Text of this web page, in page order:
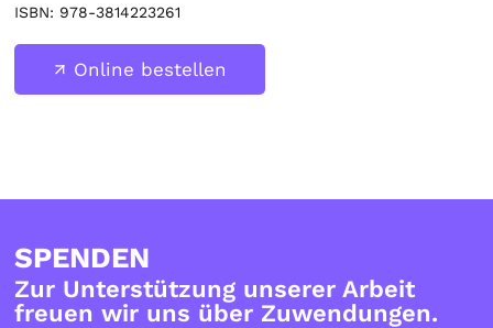
ISBN: 978-3814223261
Online bestellen
SPENDEN
Zur Unterstützung unserer Arbeit
freuen wir uns über Zuwendungen.